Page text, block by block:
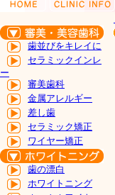
歯並びをキレイに
セラミックインレ
ー
審美歯科
金属アレルギー
差し歯
セラミック矯正
ワイヤー矯正
歯の漂白
ホワイトニング